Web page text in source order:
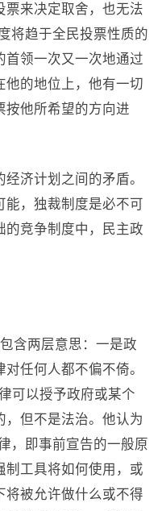
票来决定取舍，也无法
将趋于全民投票性质的
首领一次又一次地通过
他的地位上，他有一切
按他所希望的方向进
济计划之间的矛盾。
能，独裁制度是必不可
的竞争制度中，民主政
含两层意思：一是政
任何人都不偏不倚。
可以授予政府或某个
，但不是法治。他认为
，即事前宣告的一般原
制工具将如何使用，或
将被允许做什么或不得